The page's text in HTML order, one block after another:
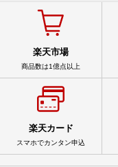
楽天市場
商品数は1億点以上
楽天カード
スマホでカンタン申込